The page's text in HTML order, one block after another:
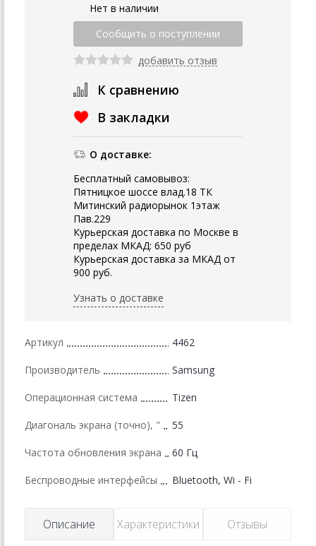
Нет в наличии
добавить отзыв
К сравнению
В закладки
О доставке:
Бесплатный самовывоз:
Пятницкое шоссе влад.18 ТК
Митинский радиорынок 1этаж
Пав.229
Курьерская доставка по Москве в
пределах МКАД: 650 руб
Курьерская доставка за МКАД от
900 руб.
Узнать о доставке
Артикул 4462
Производитель Samsung
Операционная система Tizen
Диагональ экрана (точно), " 55
Частота обновления экрана 60 Гц
Беспроводные интерфейсы Bluetooth, Wi - Fi
Описание Характеристики Отзывы